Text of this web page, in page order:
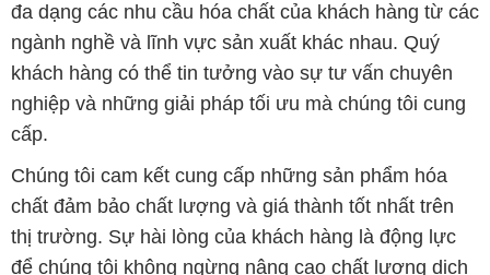
đa dạng các nhu cầu hóa chất của khách hàng từ các
ngành nghề và lĩnh vực sản xuất khác nhau. Quý
khách hàng có thể tin tưởng vào sự tư vấn chuyên
nghiệp và những giải pháp tối ưu mà chúng tôi cung
cấp.
Chúng tôi cam kết cung cấp những sản phẩm hóa
chất đảm bảo chất lượng và giá thành tốt nhất trên
thị trường. Sự hài lòng của khách hàng là động lực
để chúng tôi không ngừng nâng cao chất lượng dịch